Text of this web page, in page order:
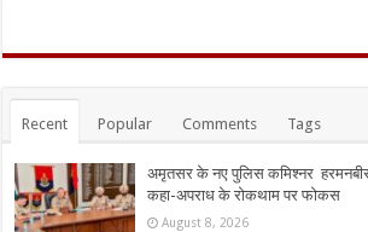
Recent Popular Comments Tags
अमृतसर के नए पुलिस कमिश्नर
कहा-अपराध के रोकथाम पर फोकस
August 8, 2026